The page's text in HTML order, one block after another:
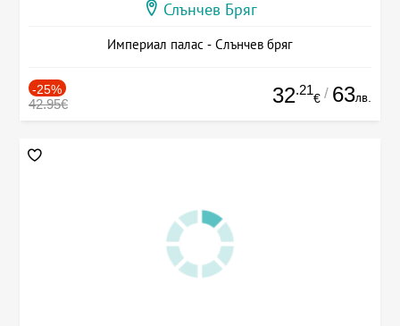
Слънчев Бряг
Империал палас - Слънчев бряг
-25%
42.95€ 32.21
€ / 63лв.